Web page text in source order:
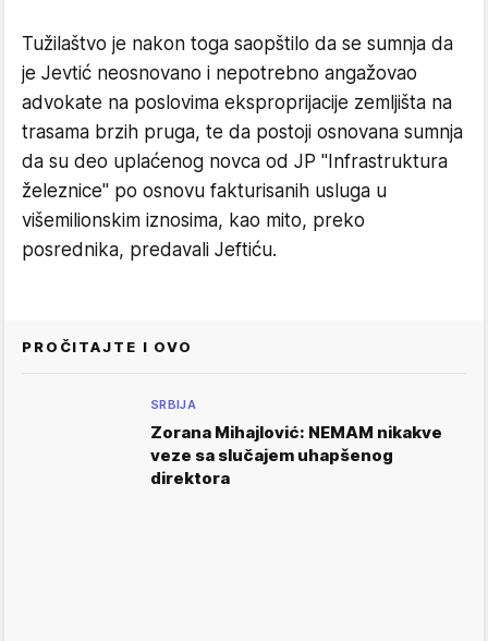
Tužilaštvo je nakon toga saopštilo da se sumnja da
je Jevtić neosnovano i nepotrebno angažovao
advokate na poslovima eksproprijacije zemljišta na
trasama brzih pruga, te da postoji osnovana sumnja
da su deo uplaćenog novca od JP "Infrastruktura
železnice" po osnovu fakturisanih usluga u
višemilionskim iznosima, kao mito, preko
posrednika, predavali Jeftiću.
PROČITAJTE I OVO
SRBIJA
Zorana Mihajlović: NEMAM nikakve
veze sa slučajem uhapšenog
direktora